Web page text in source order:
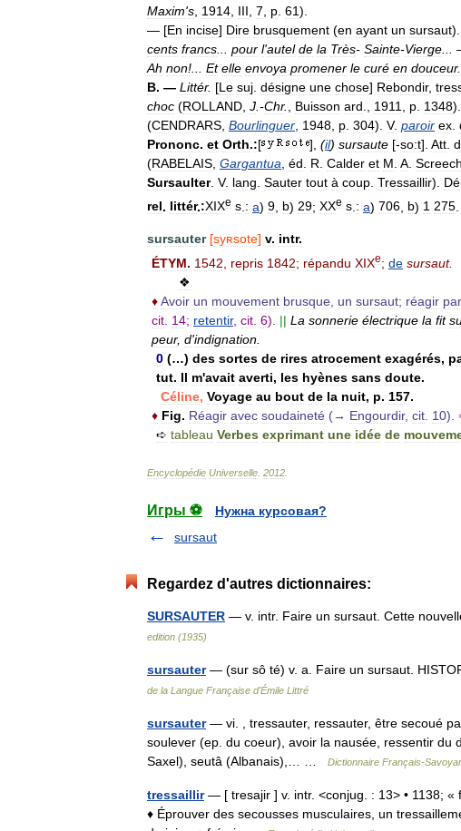
Maxim's 1914 III 7 p 61).
— [En incise] Dire brusquement (en ayant un sursaut
cents francs pour l'autel de la Très- Sainte-Vierge
Ah non!... Et elle envoya promener le curé en douceur...
B. — Littér. [Le suj désigne une chose] Rebondir,
choc (ROLLAND J .-Chr. Buisson ard 1911 p 1348).
(CENDRARS Bourlinguer 1948 p 304). V. paroir ex
Prononc. et Orth.:[ ], (il) sursaute [-so:t]. Att
(RABELAIS Gargantua éd R Calder et M A Screech
Sursaulter. V. lang Sauter tout à coup Tressaillir).
rel. littér.:XIXe s : a) 9 b) 29; XXe s : a) 706 b) 1 275
sursauter [syʀsote] v. intr.
ÉTYM. 1542 repris 1842; répandu XIXe; de sursaut.
❖
♦Avoir un mouvement brusque un sursaut; réagir par
cit 14; retentir, cit 6). || La sonnerie électrique la fit
peur, d'indignation
0 (…) des sortes de rires atrocement exagérés,
tut. Il m'avait averti, les hyènes sans doute.
Céline, Voyage au bout de la nuit, p. 157.
♦ Fig. Réagir avec soudaineté (→ Engourdir, cit 10).
➪ tableau Verbes exprimant une idée de
Encyclopédie Universelle 2012
Игры ⚽
Нужна курсовая?
sursaut
Regardez d'autres dictionnaires:
SURSAUTER — v. intr. Faire un sursaut. Cette
edition (1935)
sursauter— (sur sô té) v. a. Faire un sursaut.
de la Langue Française d'Émile Littré
sursauter— vi. , tressauter, ressauter, être secoué
soulever (ep. du coeur), avoir la nausée, ressentir du
Saxel), seutâ (Albanais),… …
Dictionnaire Français-
tressaillir— [ tresajir ] v. intr. <conjug. : 13> • 1138;
♦ Éprouver des secousses musculaires, un